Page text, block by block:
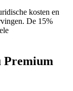
kosten en
De 15%
Premium